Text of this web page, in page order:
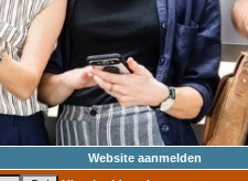
Website aanmelden